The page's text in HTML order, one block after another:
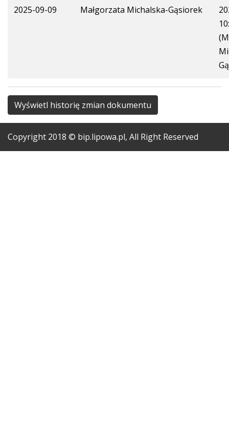
2025-09-09 Małgorzata Michalska-Gąsiorek
Wyświetl historię zmian dokumentu
Copyright 2018 © bip.lipowa.pl, All Right Reserved